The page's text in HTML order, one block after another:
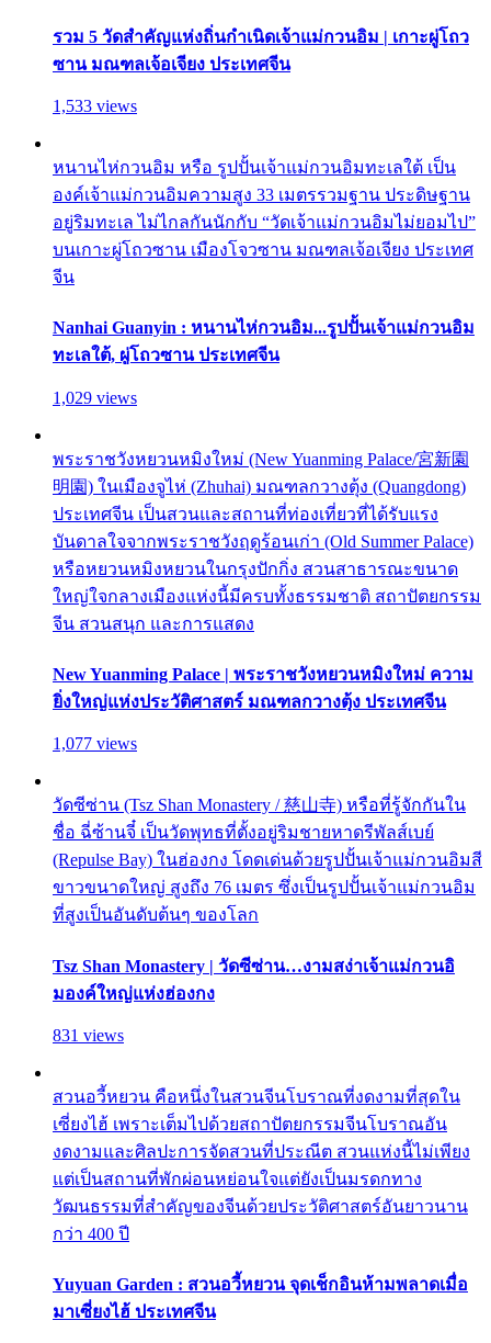
รวม 5 วัดสำคัญแห่งถิ่นกำเนิดเจ้าแม่กวนอิม | เกาะผู่โถว
ซาน มณฑลเจ้อเจียง ประเทศจีน
1,533 views
หนานไห่กวนอิม หรือ รูปปั้นเจ้าแม่กวนอิมทะเลใต้ เป็น
องค์เจ้าแม่กวนอิมความสูง 33 เมตรรวมฐาน ประดิษฐาน
อยู่ริมทะเล ไม่ไกลกันนักกับ “วัดเจ้าแม่กวนอิมไม่ยอมไป”
บนเกาะผู่โถวซาน เมืองโจวซาน มณฑลเจ้อเจียง ประเทศ
จีน
Nanhai Guanyin : หนานไห่กวนอิม...รูปปั้นเจ้าแม่กวนอิม
ทะเลใต้, ผู่โถวซาน ประเทศจีน
1,029 views
พระราชวังหยวนหมิงใหม่ (New Yuanming Palace/宮新園
明園) ในเมืองจูไห่ (Zhuhai) มณฑลกวางตุ้ง (Quangdong)
ประเทศจีน เป็นสวนและสถานที่ท่องเที่ยวที่ได้รับแรง
บันดาลใจจากพระราชวังฤดูร้อนเก่า (Old Summer Palace)
หรือหยวนหมิงหยวนในกรุงปักกิ่ง สวนสาธารณะขนาด
ใหญ่ใจกลางเมืองแห่งนี้มีครบทั้งธรรมชาติ สถาปัตยกรรม
จีน สวนสนุก และการแสดง
New Yuanming Palace | พระราชวังหยวนหมิงใหม่ ความ
ยิ่งใหญ่แห่งประวัติศาสตร์ มณฑลกวางตุ้ง ประเทศจีน
1,077 views
วัดซีซ่าน (Tsz Shan Monastery / 慈山寺) หรือที่รู้จักกันใน
ชื่อ ฉี่ซ้านจี๋ เป็นวัดพุทธที่ตั้งอยู่ริมชายหาดรีพัลส์เบย์
(Repulse Bay) ในฮ่องกง โดดเด่นด้วยรูปปั้นเจ้าแม่กวนอิมสี
ขาวขนาดใหญ่ สูงถึง 76 เมตร ซึ่งเป็นรูปปั้นเจ้าแม่กวนอิม
ที่สูงเป็นอันดับต้นๆ ของโลก
Tsz Shan Monastery | วัดซีซ่าน…งามสง่าเจ้าแม่กวนอิ
มองค์ใหญ่แห่งฮ่องกง
831 views
สวนอวี้หยวน คือหนึ่งในสวนจีนโบราณที่งดงามที่สุดใน
เซี่ยงไฮ้ เพราะเต็มไปด้วยสถาปัตยกรรมจีนโบราณอัน
งดงามและศิลปะการจัดสวนที่ประณีต สวนแห่งนี้ไม่เพียง
แต่เป็นสถานที่พักผ่อนหย่อนใจแต่ยังเป็นมรดกทาง
วัฒนธรรมที่สำคัญของจีนด้วยประวัติศาสตร์อันยาวนาน
กว่า 400 ปี
Yuyuan Garden : สวนอวี้หยวน จุดเช็กอินห้ามพลาดเมื่อ
มาเซี่ยงไฮ้ ประเทศจีน